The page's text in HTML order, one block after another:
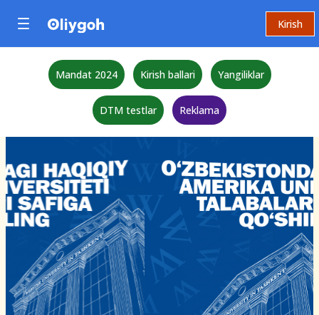
Kirish
Mandat 2024 Kirish ballari Yangiliklar
DTM testlar Reklama